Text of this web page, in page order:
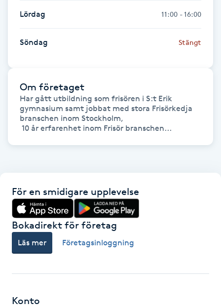
Hårbottenbehandling
Hårvård
Hälsa
IPL
IPL hårborttagning
Japansk massage
Lördag 11:00 - 16:00
Söndag Stängt
Om företaget
Har gått utbildning som frisören i S:t Erik
gymnasium samt jobbat med stora Frisörkedja
branschen inom Stockholm,
10 år erfarenhet inom Frisör branschen...
För en smidigare upplevelse
Bokadirekt för företag
Läs mer Företagsinloggning
Konto